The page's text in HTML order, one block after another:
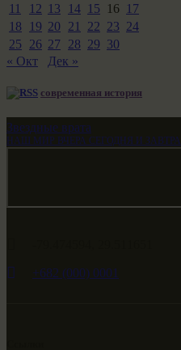
11
12 13 14 15 16 17
18
19 20 21 22 23 24
25
26 27 28 29 30
« Окт
Дек »
современная история
Звездные врата
НАШ МИР ВЧЕРА СЕГОДНЯ И ЗАВТРА
+682 (000) 0001